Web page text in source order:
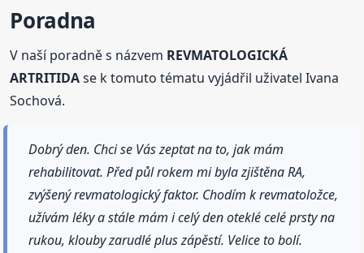
Poradna
V naší poradně s názvem REVMATOLOGICKÁ
ARTRITIDAse k tomuto tématu vyjádřil uživatel Ivana
Sochová.
Dobrý den. Chci se Vás zeptat na to, jak mám
rehabilitovat. Před půl rokem mi byla zjištěna RA,
zvýšený revmatologický faktor. Chodím k revmatoložce,
užívám léky a stále mám i celý den oteklé celé prsty na
rukou, klouby zarudlé plus zápěstí. Velice to bolí.